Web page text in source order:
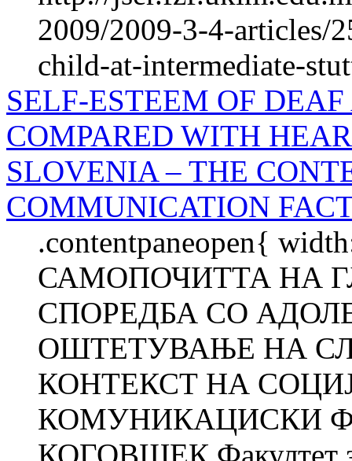
2009/2009-3-4-articles/
child-at-intermediate-
SELF-ESTEEM OF
COMPARED WITH
SLOVENIA – THE
COMMUNICATION
.contentpaneopen{
САМОПОЧИТТА НА
СПОРЕДБА СО
ОШТЕТУВАЊЕ НА
КОНТЕКСТ НА
КОМУНИКАЦИСКИ
КОГОВШЕК Факултет